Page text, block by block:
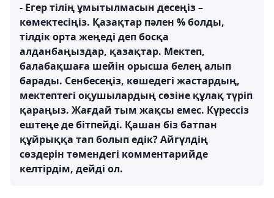
- Егер тілің ұмытылмасын десеңіз –
көмектесіңіз. Қазақтар пәлен % болды,
тілдік орта жеңеді деп босқа
алданбаңыздар, қазақтар. Мектеп,
балабақшаға шейін орысша белең алып
барады. Сенбесеңіз, көшедегі жастардың,
мектептегі оқушылардың сөзіне құлақ түріп
қараңыз. Жағдай тым жақсы емес. Күрессіз
ештеңе де бітпейді. Қашан біз батпан
құйрыққа тап болып едік? Айгүлдің
сөздерін төмендегі комментарийде
келтірдім, дейді ол.